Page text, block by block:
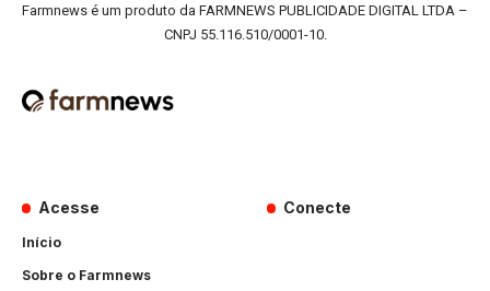
Farmnews é um produto da FARMNEWS PUBLICIDADE DIGITAL LTDA –
CNPJ 55.116.510/0001-10.
Acesse
Início
Sobre o Farmnews
Conecte